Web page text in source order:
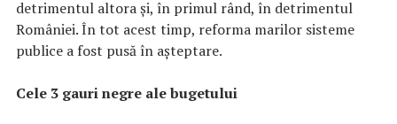
detrimentul altora și, în primul rând, în detrimentul
României. În tot acest timp, reforma marilor sisteme
publice a fost pusă în așteptare.
Cele 3 gauri negre ale bugetului